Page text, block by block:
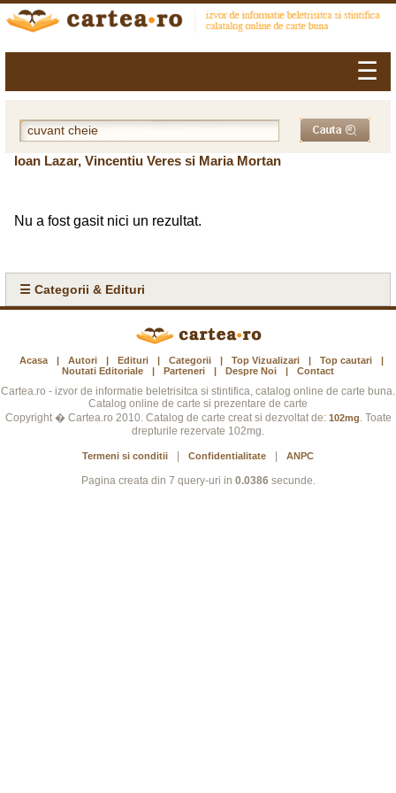
☰
Ioan Lazar, Vincentiu Veres si Maria Mortan
Nu a fost gasit nici un rezultat.
☰ Categorii & Edituri
Acasa | Autori | Edituri | Categorii | Top Vizualizari | Top cautari
|
Noutati Editoriale
| Parteneri | Despre Noi | Contact
Cartea.ro - izvor de informatie beletrisitca si stintifica, catalog online de carte buna.
Catalog online de carte si prezentare de carte
Copyright � Cartea.ro 2010. Catalog de carte creat si dezvoltat de: 102mg. Toate
drepturile rezervate 102mg.
Termeni si conditii Confidentialitate ANPC
Pagina creata din 7 query-uri in 0.0386 secunde.